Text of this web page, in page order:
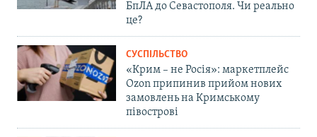
БпЛА до Севастополя. Чи реально
це?
СУСПІЛЬСТВО
«Крим – не Росія»: маркетплейс
Ozon припинив прийом нових
замовлень на Кримському
півострові